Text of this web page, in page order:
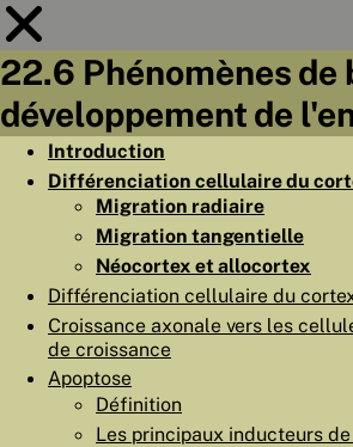
LISTE
22.6 Phénomènes de
développement de
Introduction
Différenciation cellulaire du
Migration radiaire
Migration tangentielle
Néocortex et allocortex
Différenciation cellulaire du
Croissance axonale vers les
de croissance
Apoptose
Définition
Les principaux inducteurs